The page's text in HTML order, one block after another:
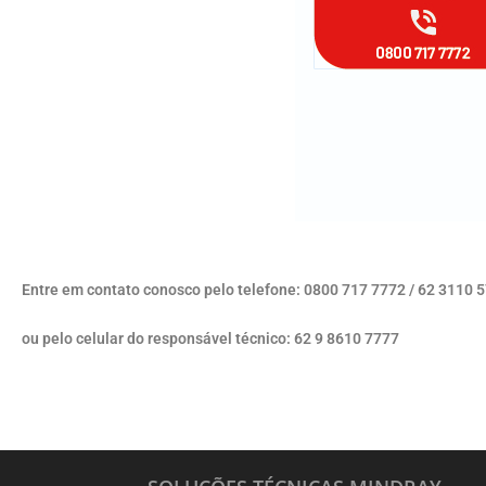
Entre em contato conosco pelo telefone: 0800 717 7772 / 62 3110
ou pelo celular do responsável técnico: 62 9 8610 7777